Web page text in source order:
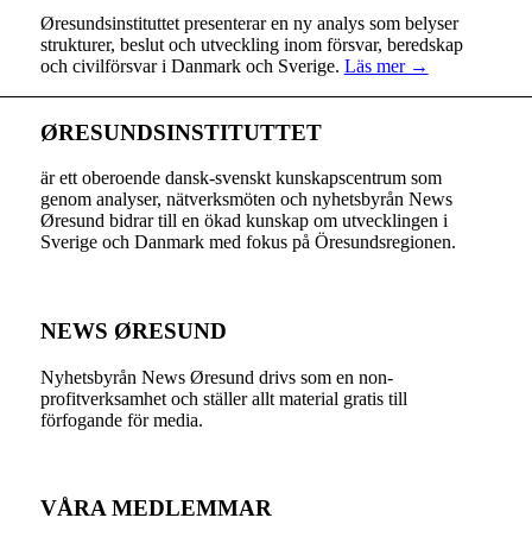
Øresundsinstituttet presenterar en ny analys som belyser
strukturer, beslut och utveckling inom försvar, beredskap
och civilförsvar i Danmark och Sverige. Läs mer →
ØRESUNDSINSTITUTTET
är ett oberoende dansk-svenskt kunskapscentrum som
genom analyser, nätverksmöten och nyhetsbyrån News
Øresund bidrar till en ökad kunskap om utvecklingen i
Sverige och Danmark med fokus på Öresundsregionen.
NEWS ØRESUND
Nyhetsbyrån News Øresund drivs som en non-
profitverksamhet och ställer allt material gratis till
förfogande för media.
VÅRA MEDLEMMAR